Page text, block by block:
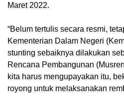
Maret 2022.
“Belum tertulis secara resmi,
Kementerian Dalam Negeri
stunting sebaiknya dilakukan
Rencana Pembangunan
kita harus mengupayakan itu,
royong untuk melaksanakan